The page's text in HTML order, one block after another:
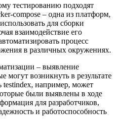
тестированию подходят
compose – одна из платформ,
для сборки
взаимодействие его
процесс
в различных окружениях.
– выявление
могут возникнуть в результате
testindex, например, может
были выявлены в ходе
для разработчиков,
и работоспособность